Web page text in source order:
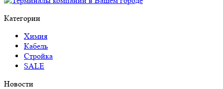
Категории
Химия
Кабель
Стройка
SALE
Новости